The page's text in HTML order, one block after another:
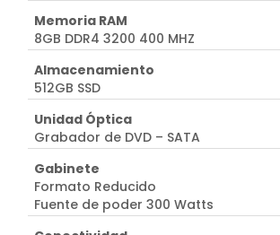
Memoria RAM
8GB DDR4 3200 400 MHZ
Almacenamiento
512GB SSD
Unidad Óptica
Grabador de DVD – SATA
Gabinete
Formato Reducido
Fuente de poder 300 Watts